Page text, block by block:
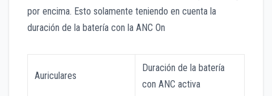
por encima. Esto solamente teniendo en cuenta la
duración de la batería con la ANC On
Auriculares
Duración de la batería
con ANC activa